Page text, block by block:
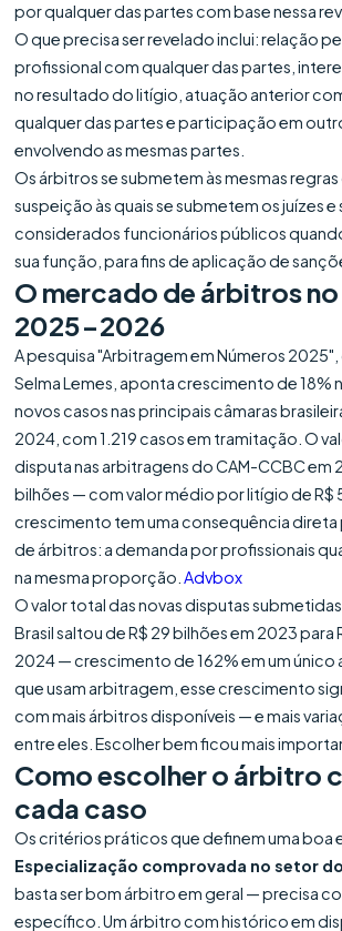
por qualquer das partes com base nessa
O que precisa ser revelado inclui: relação
profissional com qualquer das partes,
no resultado do litígio, atuação anterior
qualquer das partes e participação em
envolvendo as mesmas partes.
Os árbitros se submetem às mesmas
suspeição às quais se submetem os juízes e
considerados funcionários públicos
sua função, para fins de aplicação de
O mercado de árbitros no
2025-2026
A pesquisa "Arbitragem em Números
Selma Lemes, aponta crescimento de 18%
novos casos nas principais câmaras
2024, com 1.219 casos em tramitação. O
disputa nas arbitragens do CAM-CCBC em
bilhões — com valor médio por litígio de R$
crescimento tem uma consequência direta
de árbitros: a demanda por profissionais
na mesma proporção.Advbox
O valor total das novas disputas
Brasil saltou de R$ 29 bilhões em 2023 para
2024 — crescimento de 162% em um único
que usam arbitragem, esse crescimento
com mais árbitros disponíveis — e mais
entre eles. Escolher bem ficou mais
Como escolher o árbitro
cada caso
Os critérios práticos que definem uma boa
Especialização comprovada no setor
basta ser bom árbitro em geral — precisa
específico. Um árbitro com histórico em